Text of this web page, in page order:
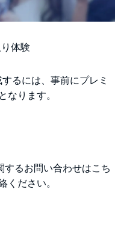
体験
るには、事前にプレミ
なります。
するお問い合わせはこち
ください。